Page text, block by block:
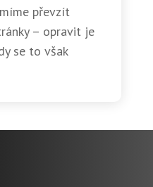
převzít
– opravit je
se to však